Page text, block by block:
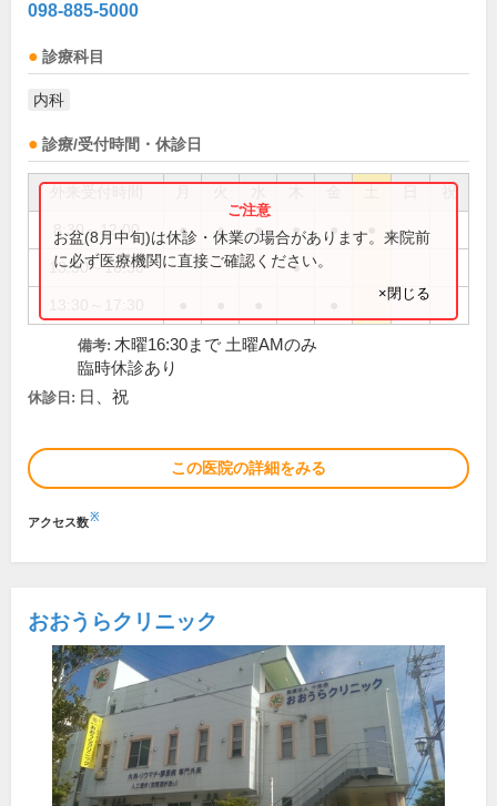
098-885-5000
診療科目
内科
診療/受付時間・休診日
祝
8:30～12:00 ● ● ● ● ●
13:30～16:30 ●
お盆(8月中旬)は休診・休業の場合があります。来院前
に必ず医療機関に直接ご確認ください。
×閉じる
備考: 木曜16:30まで 土曜AMのみ
臨時休診あり
休診日: 日、祝
この医院の詳細をみる
アクセス数※
おおうらクリニック